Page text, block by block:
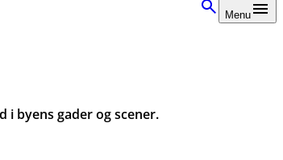
Menu
i byens gader og scener.